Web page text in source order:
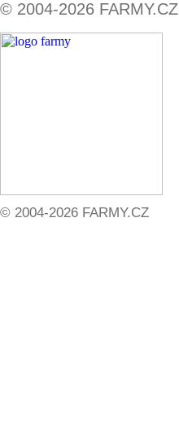
© 2004-2026 FARMY.CZ
© 2004-2026 FARMY.CZ